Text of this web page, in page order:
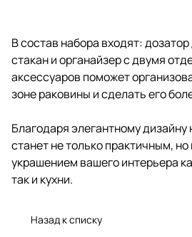
В состав набора входят:
стакан и органайзер с двумя
аксессуаров поможет
зоне раковины и сделать его
Благодаря элегантному дизайну
станет не только практичным,
украшением вашего интерьера
так и кухни.
Назад к списку